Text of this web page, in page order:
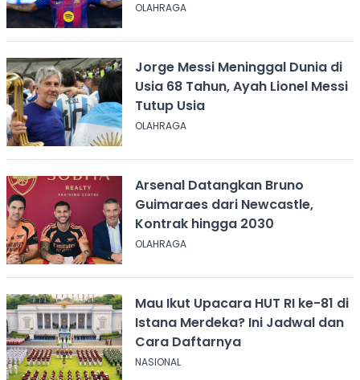
OLAHRAGA
Jorge Messi Meninggal Dunia di
Usia 68 Tahun, Ayah Lionel Messi
Tutup Usia
OLAHRAGA
Arsenal Datangkan Bruno
Guimaraes dari Newcastle,
Kontrak hingga 2030
OLAHRAGA
Mau Ikut Upacara HUT RI ke-81 di
Istana Merdeka? Ini Jadwal dan
Cara Daftarnya
NASIONAL